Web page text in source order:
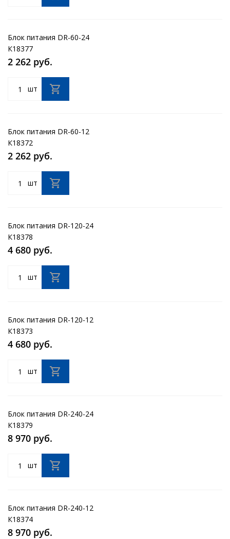
Блок питания DR-60-24
К18377
2 262 руб.
шт
Блок питания DR-60-12
К18372
2 262 руб.
шт
Блок питания DR-120-24
К18378
4 680 руб.
шт
Блок питания DR-120-12
К18373
4 680 руб.
шт
Блок питания DR-240-24
К18379
8 970 руб.
шт
Блок питания DR-240-12
К18374
8 970 руб.